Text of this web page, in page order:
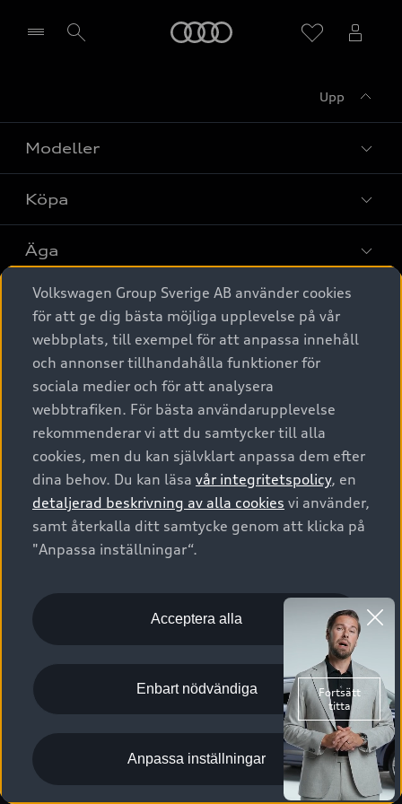
Upp
Modeller
Alla modeller
Elbilar
A6 modellerna
SUV
Avant
Audi Sport
Köpa
Privaterbjudanden
Privatleasing
Nya bilar i lager
Begagnade bilar i lager
Audi approved :plus - så gott som nya
Finansiering
Audi exclusive
Provkörning
Äga
Service & tillbehör
Audi digital services
Originaltillbehör - köp online
Garantier
Försäkring
Digitala manualer för din Audi
Audi Collection – livsstilsartiklar
Vanliga frågor
2G/3G nätet stängs ned - Hur påverkas min bil av detta?
Tjänstebil
Tjänstebil
Business lease online
Företagsleasing
Om Audi Sverige
Kontakta oss
Audi Återförsäljare/-serviceverkstad
myAudi
Pressmeddelanden
Nyhetsbrev
Vårt hållbarhetsarbete
Lediga tjänster huvudkontor
Lediga tjänster hos Audi Återförsäljare
Kommentar till mediauppgifter om dataläcka
© 2026 AUDI SVERIGE. All Rights Reserved.
Utgivare Juridiskt
Juridiskt Audi AG
Juridiskt Audi Digital Giveaway
Anpassa inställningar för cookies
Visselblåsarkanaler
Volkswagen Group Sverige AB använder cookies
för att ge dig bästa möjliga upplevelse på vår
webbplats, till exempel för att anpassa innehåll
och annonser tillhandahålla funktioner för
sociala medier och för att analysera
webbtrafiken. För bästa användarupplevelse
rekommenderar vi att du samtycker till alla
cookies, men du kan självklart anpassa dem efter
dina behov. Du kan läsa vår integritetspolicy, en
detaljerad beskrivning av alla cookies vi använder,
samt återkalla ditt samtycke genom att klicka på
"Anpassa inställningar“.
Acceptera alla
Enbart nödvändiga
Anpassa inställningar